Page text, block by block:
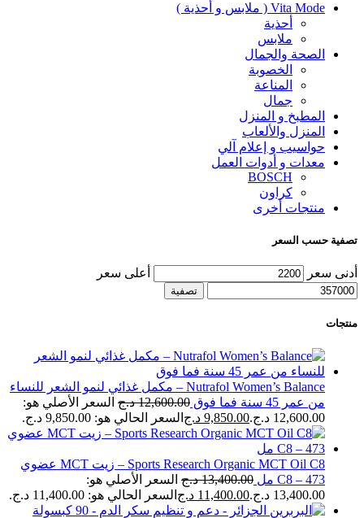
Vita Mode ( ملابس و أحذية )
أحذية
ملابس
الصحة والجمال
الخصوبة
المناعة
جمال
المطبخ و المنزل
المنزل والألعاب
حواسيب و إعلام آلي
معدات و أدوات العمل
BOSCH
كراون
منتجات أخرى
تصفية حسب السعر
أدنى سعر أعلى سعر
تصفية
منتجات
Nutrafol Women’s Balance – مكمل غذائي لنمو الشعر للنساء
من عمر 45 سنة فما فوق
12,600.00 د.ج السعر الأصلي هو:
12,600.00 د.ج.
9,850.00 د.ج السعر الحالي هو: 9,850.00 د.ج.
Sports Research Organic MCT Oil C8 – زيت MCT عضوي
C8 – 473 مل
13,400.00 د.ج السعر الأصلي هو:
13,400.00 د.ج.
11,400.00 د.ج السعر الحالي هو: 11,400.00 د.ج.